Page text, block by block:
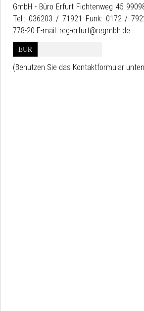
GmbH - Büro Erfurt Fichtenweg 45
Tel.: 036203 / 71921 Funk: 0172 /
778-20 E-mail: reg-erfurt@regmbh.de
EUR
(Benutzen Sie das Kontaktformular